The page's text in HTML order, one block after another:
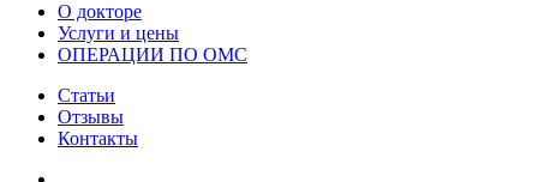
О докторе
Услуги и цены
ОПЕРАЦИИ ПО ОМС
Статьи
Отзывы
Контакты